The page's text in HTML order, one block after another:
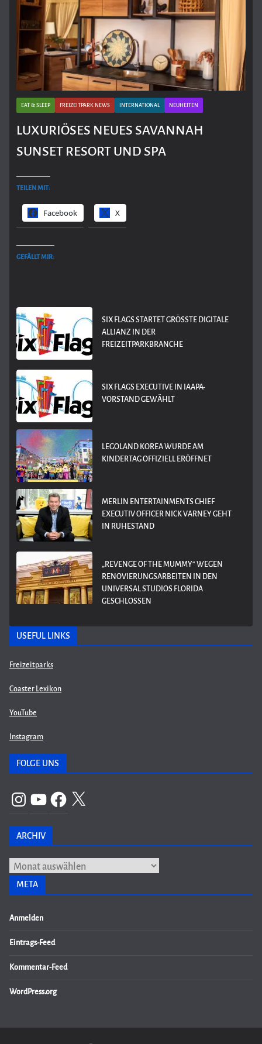
EAT & SLEEP FREIZEITPARK NEWS INTERNATIONAL NEUHEITEN
LUXURIÖSES NEUES SAVANNAH
SUNSET RESORT UND SPA
TEILEN MIT:
Facebook X
GEFÄLLT MIR:
SIX FLAGS STARTET GRÖSSTE DIGITALE A
LLIANZ IN DER F
REIZEITPARKBRANCHE
SIX FLAGS EXECUTIVE IN IAAPA-
VORSTAND GEWÄHLT
LEGOLAND KOREA WURDE AM
KINDERTAG OFFIZIELL ERÖFFNET
MERLIN ENTERTAINMENTS CHIEF
EXECUTIV OFFICER NICK VARNEY GEHT
IN RUHESTAND
„REVENGE OF THE MUMMY“ WEGEN
RENOVIERUNGSARBEITEN IN DEN
UNIVERSAL STUDIOS FLORIDA
GESCHLOSSEN
USEFUL LINKS
Freizeitparks
Coaster Lexikon
YouTube
Instagram
FOLGE UNS
InstagramYouTubeFacebook
X
ARCHIV
Archiv
META
Anmelden
Eintrags-Feed
Kommentar-Feed
WordPress.org